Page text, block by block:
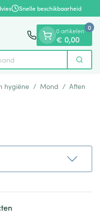
Snelle beschikbaarheid
Zoek
0 artikelen
€ 0,00
0
hygiëne / Mond / Aften